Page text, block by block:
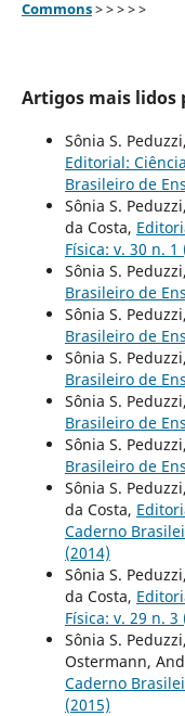
Commons> > > > >
Artigos mais lidos
Sônia S.
Editorial:
Brasileiro de
Sônia S.
da Costa,
Física: v. 30 n. 1
Sônia S. Peduzzi,
Brasileiro de
Sônia S. Peduzzi,
Brasileiro de
Sônia S. Peduzzi,
Brasileiro de
Sônia S. Peduzzi,
Brasileiro de
Sônia S. Peduzzi,
Brasileiro de
Sônia S.
da Costa,
Caderno
(2014)
Sônia S.
da Costa,
Física: v. 29 n. 3
Sônia S.
Ostermann,
Caderno
(2015)